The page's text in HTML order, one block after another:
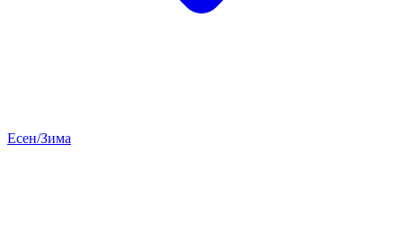
Есен/Зима